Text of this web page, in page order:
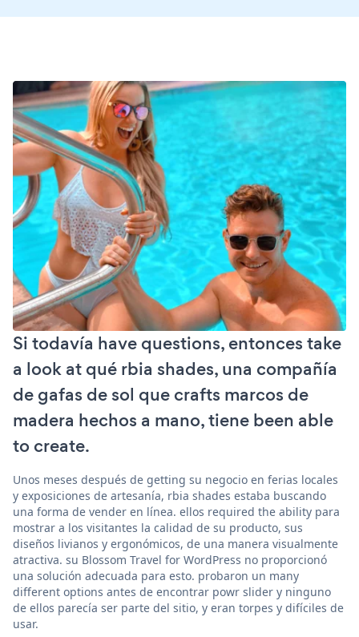
Si todavía have questions, entonces take
a look at qué rbia shades, una compañía
de gafas de sol que crafts marcos de
madera hechos a mano, tiene been able
to create.
Unos meses después de getting su negocio en ferias locales
y exposiciones de artesanía, rbia shades estaba buscando
una forma de vender en línea. ellos required the ability para
mostrar a los visitantes la calidad de su producto, sus
diseños livianos y ergonómicos, de una manera visualmente
atractiva. su Blossom Travel for WordPress no proporcionó
una solución adecuada para esto. probaron un many
different options antes de encontrar powr slider y ninguno
de ellos parecía ser parte del sitio, y eran torpes y difíciles de
usar.